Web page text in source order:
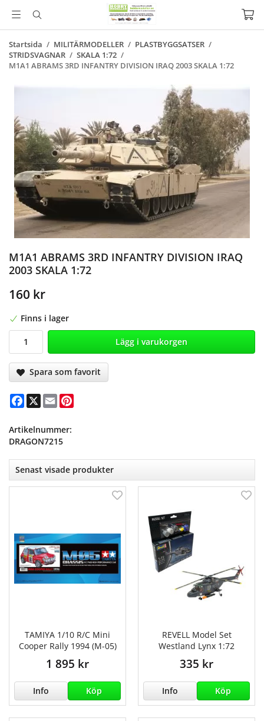
Startsida / MILITÄRMODELLER / PLASTBYGGSATSER /
STRIDSVAGNAR / SKALA 1:72 /
M1A1 ABRAMS 3RD INFANTRY DIVISION IRAQ 2003 SKALA 1:72
M1A1 ABRAMS 3RD INFANTRY DIVISION IRAQ
2003 SKALA 1:72
160 kr
Finns i lager
Lägg i varukorgen
Spara som favorit
Facebook
X Email
Artikelnummer:
DRAGON7215
Senast visade produkter
TAMIYA 1/10 R/C Mini
Cooper Rally 1994 (M-05)
1 895 kr
Info Köp
REVELL Model Set
Westland Lynx 1:72
335 kr
Info Köp